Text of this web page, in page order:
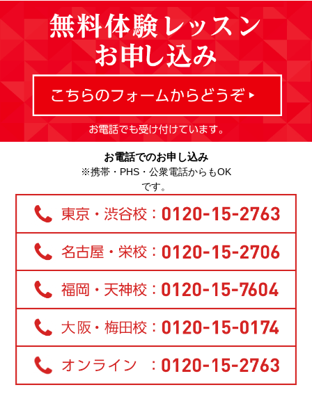
お電話でのお申し込み
※携帯・PHS・公衆電話からもOK
です。